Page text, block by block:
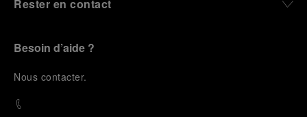
Rester en contact
Besoin d’aide ?
Nous contacter.